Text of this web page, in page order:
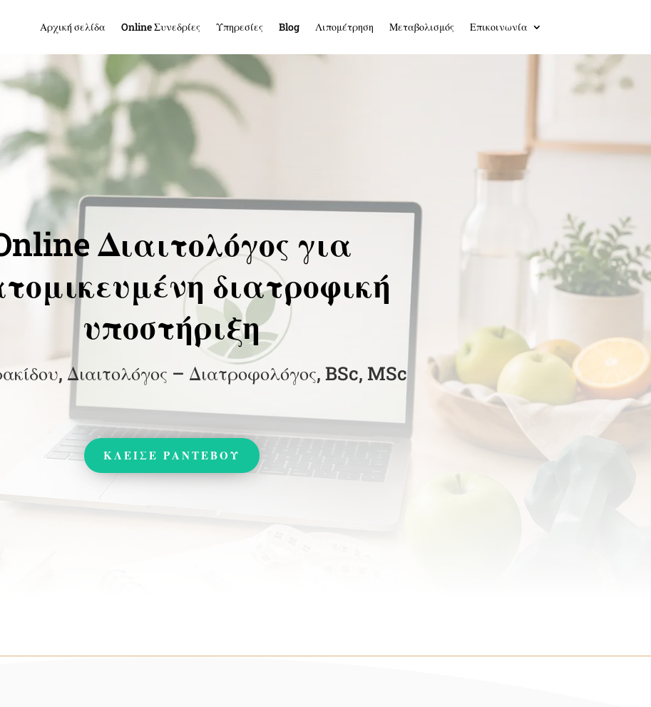
Αρχική σελίδα Online Συνεδρίες Υπηρεσίες Blog Λιπομέτρηση Μεταβολισμός Επικοινωνία
Διαιτολόγος για
διατροφική
υποστήριξη
Διαιτολόγος – Διατροφολόγος, BSc, MSc
ΚΛΕΙΣΕ ΡΑΝΤΕΒΟΥ